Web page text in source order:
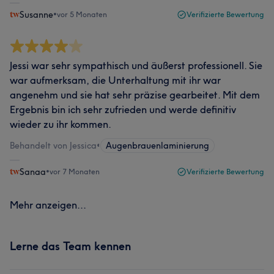
Susanne•vor 5 Monaten Verifizierte Bewertung
Jessi war sehr sympathisch und äußerst professionell. Sie
war aufmerksam, die Unterhaltung mit ihr war
angenehm und sie hat sehr präzise gearbeitet. Mit dem
Ergebnis bin ich sehr zufrieden und werde definitiv
wieder zu ihr kommen.
Behandelt von Jessica• Augenbrauenlaminierung
Sanaa•vor 7 Monaten Verifizierte Bewertung
Mehr anzeigen...
Lerne das Team kennen